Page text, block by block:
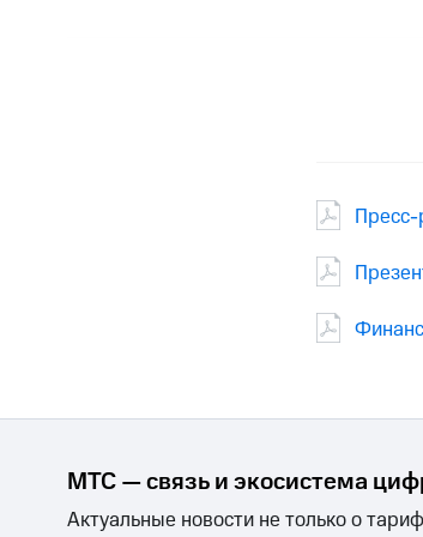
Пресс-
МТС — связь и экосистема
Актуальные новости не только о